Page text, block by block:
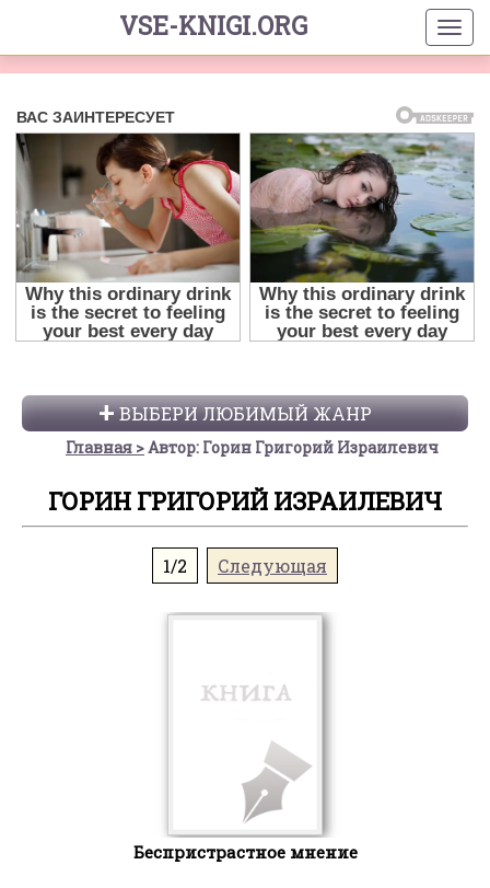
VSE-KNIGI.ORG
ВЫБЕРИ ЛЮБИМЫЙ ЖАНР
Главная Автор: Горин Григорий Израилевич
ГОРИН ГРИГОРИЙ ИЗРАИЛЕВИЧ
1/2 Следующая
Беспристрастное мнение